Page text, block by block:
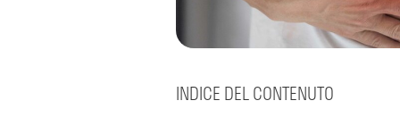
INDICE DEL CONTENUTO